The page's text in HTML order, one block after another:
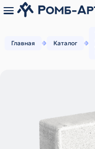
Главная Каталог